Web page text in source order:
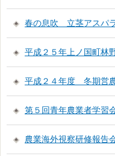
春の息吹 立茎アスパ
平成２５年上ノ国町林
平成２４年度 冬期営
第５回青年農業者学習
農業海外視察研修報告